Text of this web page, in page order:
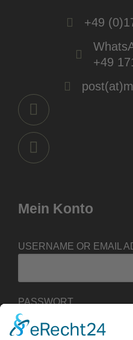
+49
+49
Mein Konto
USERNAME OR EMAIL
PASSWORT